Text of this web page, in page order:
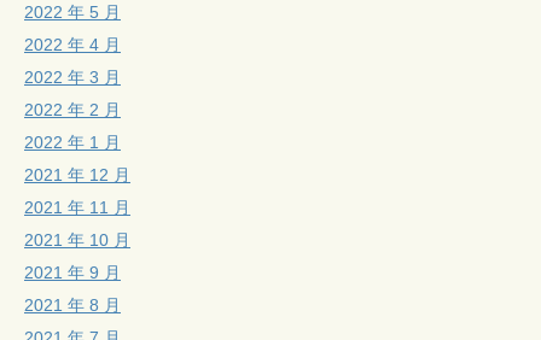
2022 年 5 月
2022 年 4 月
2022 年 3 月
2022 年 2 月
2022 年 1 月
2021 年 12 月
2021 年 11 月
2021 年 10 月
2021 年 9 月
2021 年 8 月